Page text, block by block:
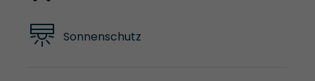
Sonnenschutz